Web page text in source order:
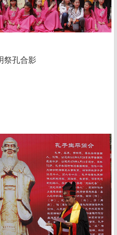
祭孔合影